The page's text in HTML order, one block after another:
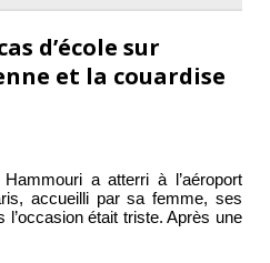
d’école sur
et la couardise
a atterri à l’aéroport
accueilli par sa femme, ses
était triste. Après une